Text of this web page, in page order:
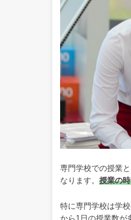
専門学校での授業
なります。 授業の
特に専門学校は学
から1日の授業数が